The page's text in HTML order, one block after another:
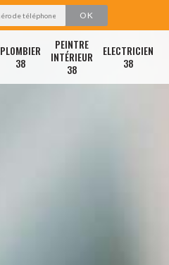
PLOMBIER
38
PEINTRE
INTÉRIEUR
38
ELECTRICIEN
38